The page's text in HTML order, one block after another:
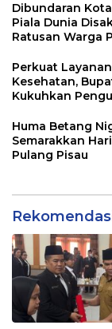
Dibundaran
Piala Dunia
Ratusan Warga
Perkuat Layanan
Kesehatan,
Kukuhkan
Huma Betang
Semarakkan
Pulang Pisau